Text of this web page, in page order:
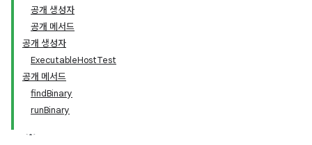
공개 생성자
공개 메서드
공개 생성자
ExecutableHostTest
공개 메서드
findBinary
runBinary